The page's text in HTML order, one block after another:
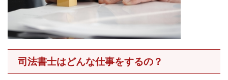
司法書士はどんな仕事をするの？